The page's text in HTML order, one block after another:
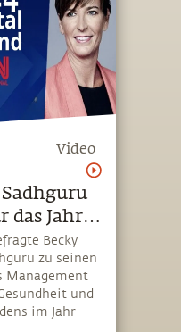
Video
das Jahr
Becky
zu seinen
Management
und
im Jahr